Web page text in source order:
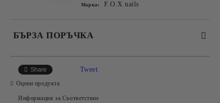
Марка: F.O.X nails
БЪРЗА ПОРЪЧКА
Share Tweet
Оцени продукта
Информация за Съответствие